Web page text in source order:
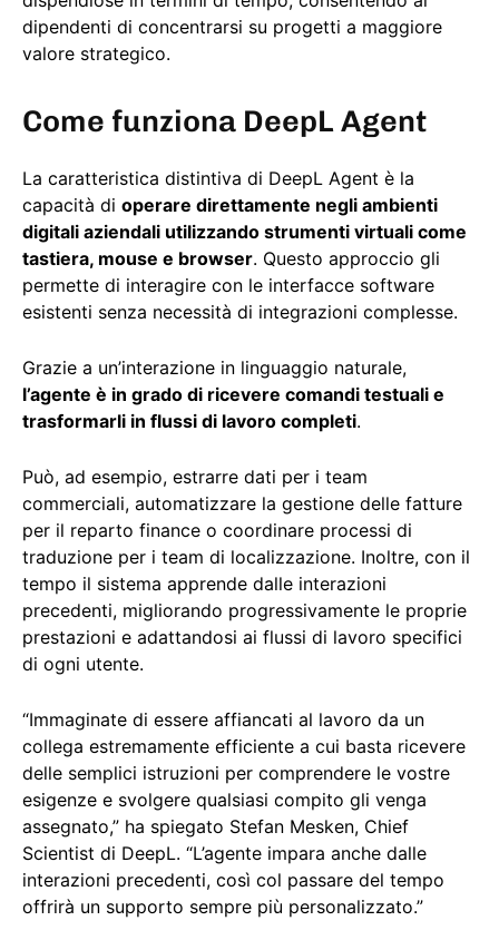
dipendenti di concentrarsi su progetti a maggiore
valore strategico.
Come funziona DeepL Agent
La caratteristica distintiva di DeepL Agent è la
capacità di operare direttamente negli ambienti
digitali aziendali utilizzando strumenti virtuali come
tastiera, mouse e browser. Questo approccio gli
permette di interagire con le interfacce software
esistenti senza necessità di integrazioni complesse.
Grazie a un’interazione in linguaggio naturale,
l’agente è in grado di ricevere comandi testuali e
trasformarli in flussi di lavoro completi.
Può, ad esempio, estrarre dati per i team
commerciali, automatizzare la gestione delle fatture
per il reparto finance o coordinare processi di
traduzione per i team di localizzazione. Inoltre, con il
tempo il sistema apprende dalle interazioni
precedenti, migliorando progressivamente le proprie
prestazioni e adattandosi ai flussi di lavoro specifici
di ogni utente.
“Immaginate di essere affiancati al lavoro da un
collega estremamente efficiente a cui basta ricevere
delle semplici istruzioni per comprendere le vostre
esigenze e svolgere qualsiasi compito gli venga
assegnato,” ha spiegato Stefan Mesken, Chief
Scientist di DeepL. “L’agente impara anche dalle
interazioni precedenti, così col passare del tempo
offrirà un supporto sempre più personalizzato.”